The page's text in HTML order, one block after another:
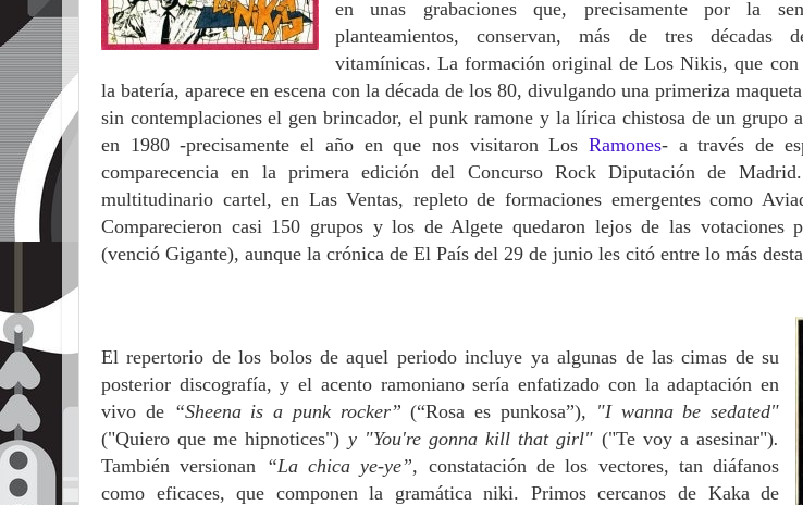
en unas grabaciones que, precisamente por la
planteamientos, conservan, más de tres décadas
vitamínicas. La formación original de Los Nikis, que con
la batería, aparece en escena con la década de los 80, divulgando una primeriza
sin contemplaciones el gen brincador, el punk ramone y la lírica chistosa de un grupo
en 1980 -precisamente el año en que nos visitaron LosRamones- a través de
comparecencia en la primera edición del Concurso Rock Diputación de
multitudinario cartel, en Las Ventas, repleto de formaciones emergentes como
Comparecieron casi 150 grupos y los de Algete quedaron lejos de las votaciones
(venció Gigante), aunque la crónica de El País del 29 de junio les citó entre lo más
El repertorio de los bolos de aquel periodo incluye ya algunas de las cimas de su
posterior discografía, y el acento ramoniano sería enfatizado con la adaptación en
vivo de “Sheena is a punk rocker”(“Rosa es punkosa”), "I wanna be sedated"
("Quiero que me hipnotices") y "You're gonna kill that girl" ("Te voy a asesinar").
También versionan “La chica ye-ye”, constatación de los vectores, tan diáfanos
como eficaces, que componen la gramática niki. Primos cercanos de Kaka de